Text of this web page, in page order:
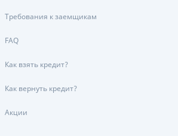
Требования к заемщикам
FAQ
Как взять кредит?
Как вернуть кредит?
Акции